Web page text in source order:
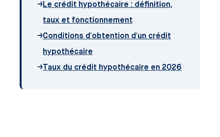
→Le crédit hypothécaire : définition,
taux et fonctionnement
→Conditions d'obtention d'un crédit
hypothécaire
→Taux du crédit hypothécaire en 2026